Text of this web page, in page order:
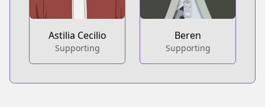
Astilia Cecilio
Supporting
Beren
Supporting